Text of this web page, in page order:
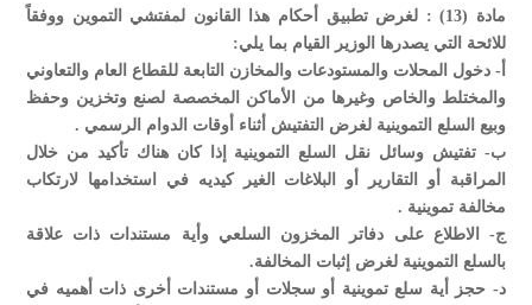
مادة (13) : لغرض تطبيق أحكام هذا القانون لمفتشي التموين ووفقاً
للائحة التي يصدرها الوزير القيام بما يلي:
‌أ- دخول المحلات والمستودعات والمخازن التابعة للقطاع العام والتعاوني
والمختلط والخاص وغيرها من الأماكن المخصصة لصنع وتخزين وحفظ
وبيع السلع التموينية لغرض التفتيش أثناء أوقات الدوام الرسمي .
‌ب- تفتيش وسائل نقل السلع التموينية إذا كان هناك تأكيد من خلال
المراقبة أو التقارير أو البلاغات الغير كيديه في استخدامها لارتكاب
مخالفة تموينية .
‌ج- الاطلاع على دفاتر المخزون السلعي وأية مستندات ذات علاقة
بالسلع التموينية لغرض إثبات المخالفة.
‌د- حجز أية سلع تموينية أو سجلات أو مستندات أخرى ذات أهميه في